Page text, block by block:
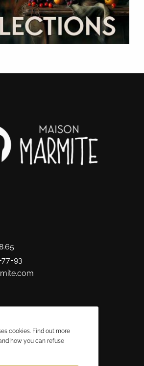
77-93
reserved.
cookies. Find out more
how you can refuse